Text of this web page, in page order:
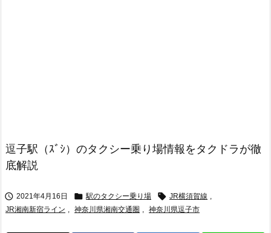
逗子駅（ｽﾞｼ）のタクシー乗り場情報をタクドラが徹
底解説
 2021年4月16日  駅のタクシー乗り場  JR横須賀線 ,
JR湘南新宿ライン , 神奈川県湘南交通圏 , 神奈川県逗子市